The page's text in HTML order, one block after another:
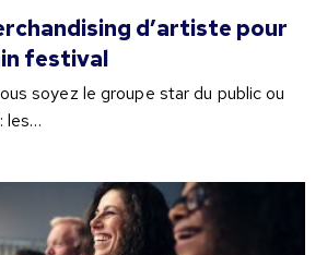
d’artiste pour
festival
soyez le groupe star du public ou
les…